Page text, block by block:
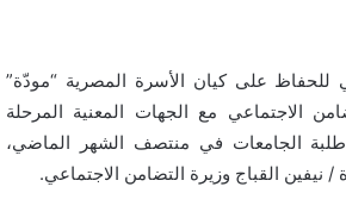
على كيان الأسرة المصرية “مودّة”
الاجتماعي مع الجهات المعنية المرحلة
الجامعات في منتصف الشهر الماضي،
نيفين القباج وزيرة التضامن الاجتماعي.